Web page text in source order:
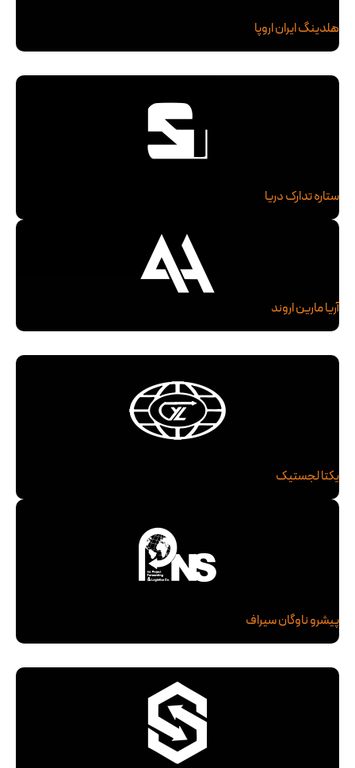
هلدینگ ایران اروپا
ستاره تدارک دریا
آریا مارین اروند
یکتا لجستیک
پیشرو ناوگان سیراف